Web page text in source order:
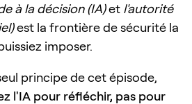
à la décision (IA)et l'autorité
est la frontière de sécurité la
imposer.
principe de cet épisode,
l'IA pour réfléchir, pas pour